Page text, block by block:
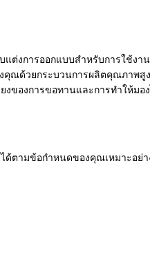
แต่งการออกแบบสำหรับการใช้ง
ด้วยกระบวนการผลิตคุณภาพสูง
ของการขอทานและการทำให้มอ
ด้ตามข้อกำหนดของคุณเหมาะอย่